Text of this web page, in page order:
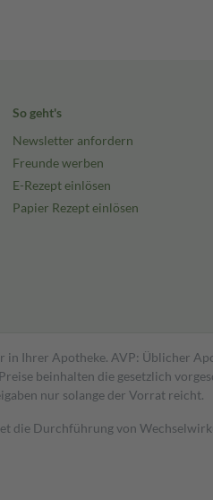
So geht's
Newsletter anfordern
Freunde werben
E-Rezept einlösen
Papier Rezept einlösen
in Ihrer Apotheke. AVP: Üblicher
beinhalten die gesetzlich
nur solange der Vorrat reicht.
Durchführung von